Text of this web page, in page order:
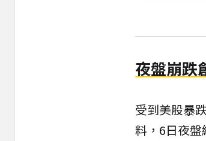
夜盤崩跌
受到美股暴
料，6日夜